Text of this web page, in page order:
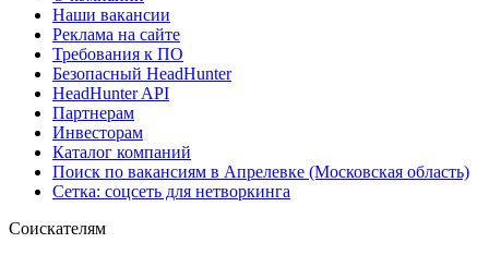
Наши вакансии
Реклама на сайте
Требования к ПО
Безопасный HeadHunter
HeadHunter API
Партнерам
Инвесторам
Каталог компаний
Поиск по вакансиям в Апрелевке (Московская область)
Сетка: соцсеть для нетворкинга
Соискателям